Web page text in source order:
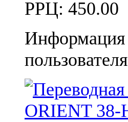
РРЦ: 450.00
Информация